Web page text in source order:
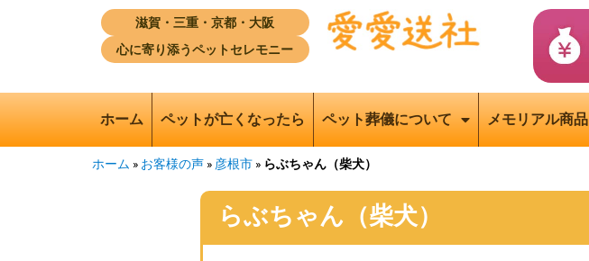
滋賀・三重・京都・大阪
心に寄り添うペットセレモニー
ホーム ペットが亡くなったら ペット葬儀について メモリアル商品
ホーム » お客様の声 » 彦根市 » らぶちゃん（柴犬）
らぶちゃん（柴犬）